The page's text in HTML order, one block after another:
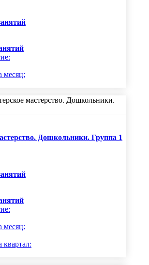
месяц:
Дошкольники. Группа 1
месяц:
квартал: